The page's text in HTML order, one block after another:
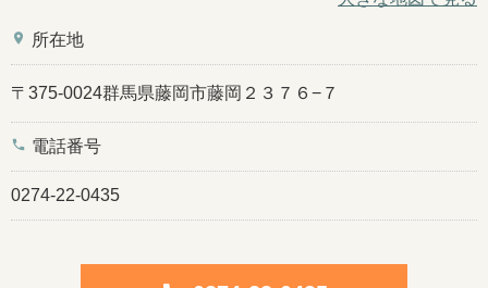
place 所在地
〒375-0024群馬県藤岡市藤岡２３７６−７
phone 電話番号
0274-22-0435